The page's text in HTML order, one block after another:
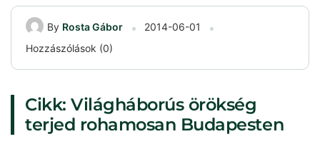
By Rosta Gábor
2014-06-01
Hozzászólások (0)
Cikk: Világháborús örökség
terjed rohamosan Budapesten